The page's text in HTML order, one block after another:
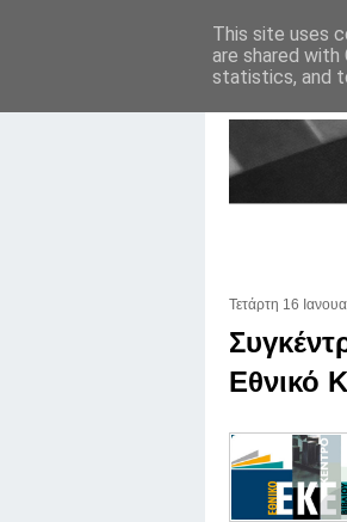
Τετάρτη 16
Εθνικό
This site uses
are shared
statistics, and